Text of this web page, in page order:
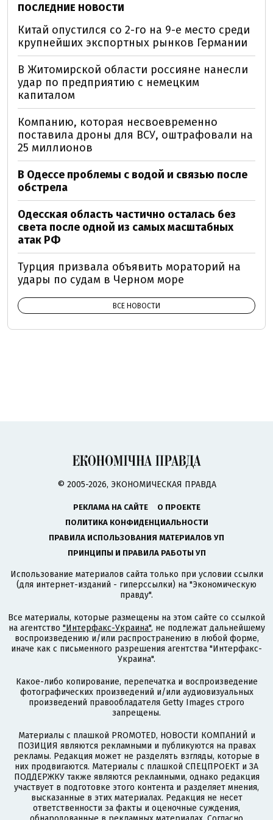
ПОСЛЕДНИЕ НОВОСТИ
Китай опустился со 2-го на 9-е место среди
крупнейших экспортных рынков Германии
В Житомирской области россияне нанесли
удар по предприятию с немецким
капиталом
Компанию, которая несвоевременно
поставила дроны для ВСУ, оштрафовали на
25 миллионов
В Одессе проблемы с водой и связью после
обстрела
Одесская область частично осталась без
света после одной из самых масштабных
атак РФ
Турция призвала объявить мораторий на
удары по судам в Черном море
ВСЕ НОВОСТИ
© 2005-2026, ЭКОНОМИЧЕСКАЯ ПРАВДА
РЕКЛАМА НА САЙТЕ
О ПРОЕКТЕ
ПОЛИТИКА КОНФИДЕНЦИАЛЬНОСТИ
ПРАВИЛА ИСПОЛЬЗОВАНИЯ МАТЕРИАЛОВ УП
ПРИНЦИПЫ И ПРАВИЛА РАБОТЫ УП
Использование материалов сайта только при условии ссылки
(для интернет-изданий - гиперссылки) на "Экономическую
правду".
Все материалы, которые размещены на этом сайте со ссылкой
на агентство "Интерфакс-Украина", не подлежат дальнейшему
воспроизведению и/или распространению в любой форме,
иначе как с письменного разрешения агентства "Интерфакс-
Украина".
Какое-либо копирование, перепечатка и воспроизведение
фотографических произведений и/или аудиовизуальных
произведений правообладателя Getty Images строго
запрещены.
Материалы с плашкой PROMOTED, НОВОСТИ КОМПАНИЙ и
ПОЗИЦИЯ являются рекламными и публикуются на правах
рекламы. Редакция может не разделять взгляды, которые в
них продвигаются. Материалы с плашкой СПЕЦПРОЕКТ и ЗА
ПОДДЕРЖКУ также являются рекламными, однако редакция
участвует в подготовке этого контента и разделяет мнения,
высказанные в этих материалах. Редакция не несет
ответственности за факты и оценочные суждения,